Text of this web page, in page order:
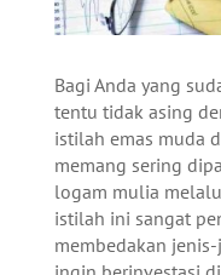
Bagi Anda yang
tentu tidak asing
istilah emas muda
memang sering
logam mulia
istilah ini sangat
membedakan